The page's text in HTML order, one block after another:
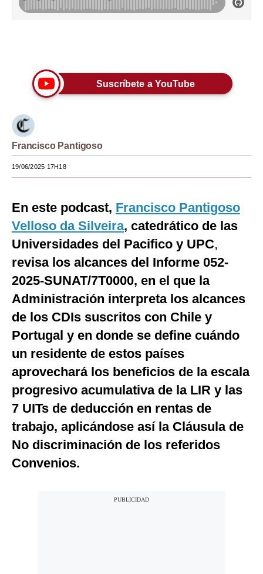
Estilos
EEUU
México
Internacional
Tecnología
Mix
G de Gestión
Notas Contratadas
Gestión TV
Videos
gestion.pe
Suscríbete a YouTube
Francisco Pantigoso
19/06/2025 17H18
En este podcast, Francisco Pantigoso
Velloso da Silveira, catedrático de las
Universidades del Pacifico y UPC,
revisa los alcances del Informe 052-
2025-SUNAT/7T0000, en el que la
Administración interpreta los alcances
de los CDIs suscritos con Chile y
Portugal y en donde se define cuándo
un residente de estos países
aprovechará los beneficios de la escala
progresivo acumulativa de la LIR y las
7 UITs de deducción en rentas de
trabajo, aplicándose así la Cláusula de
No discriminación de los referidos
Convenios.